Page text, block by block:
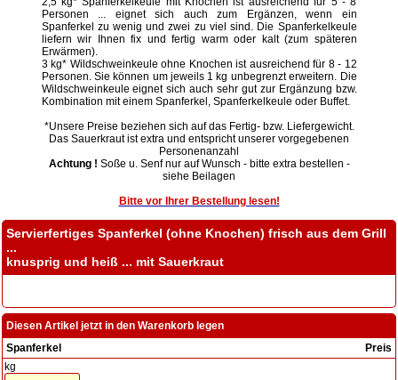
Personen ... eignet sich auch zum Ergänzen, wenn ein
Spanferkel zu wenig und zwei zu viel sind. Die Spanferkelkeule
liefern wir Ihnen fix und fertig warm oder kalt (zum späteren
Erwärmen).
3 kg* Wildschweinkeule ohne Knochen ist ausreichend für 8 - 12
Personen. Sie können um jeweils 1 kg unbegrenzt erweitern. Die
Wildschweinkeule eignet sich auch sehr gut zur Ergänzung bzw.
Kombination mit einem Spanferkel, Spanferkelkeule oder Buffet.
*Unsere Preise beziehen sich auf das Fertig- bzw. Liefergewicht.
Das Sauerkraut ist extra und entspricht unserer vorgegebenen
Personenanzahl
Achtung ! Soße u. Senf nur auf Wunsch - bitte extra bestellen -
siehe Beilagen
Bitte vor Ihrer Bestellung lesen!
Servierfertiges Spanferkel (ohne Knochen) frisch aus dem Grill
...
knusprig und heiß ... mit Sauerkraut
Diesen Artikel jetzt in den Warenkorb legen
Spanferkel
Preis
kg